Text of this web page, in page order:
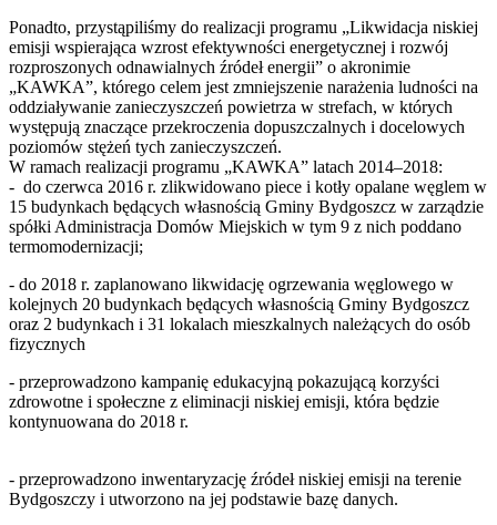
Ponadto, przystąpiliśmy do realizacji programu „Likwidacja niskiej
emisji wspierająca wzrost efektywności energetycznej i rozwój
rozproszonych odnawialnych źródeł energii” o akronimie
„KAWKA”, którego celem jest zmniejszenie narażenia ludności na
oddziaływanie zanieczyszczeń powietrza w strefach, w których
występują znaczące przekroczenia dopuszczalnych i docelowych
poziomów stężeń tych zanieczyszczeń.
W ramach realizacji programu „KAWKA” latach 2014–2018:
- do czerwca 2016 r. zlikwidowano piece i kotły opalane węglem w
15 budynkach będących własnością Gminy Bydgoszcz w zarządzie
spółki Administracja Domów Miejskich w tym 9 z nich poddano
termomodernizacji;
- do 2018 r. zaplanowano likwidację ogrzewania węglowego w
kolejnych 20 budynkach będących własnością Gminy Bydgoszcz
oraz 2 budynkach i 31 lokalach mieszkalnych należących do osób
fizycznych
- przeprowadzono kampanię edukacyjną pokazującą korzyści
zdrowotne i społeczne z eliminacji niskiej emisji, która będzie
kontynuowana do 2018 r.
- przeprowadzono inwentaryzację źródeł niskiej emisji na terenie
Bydgoszczy i utworzono na jej podstawie bazę danych.